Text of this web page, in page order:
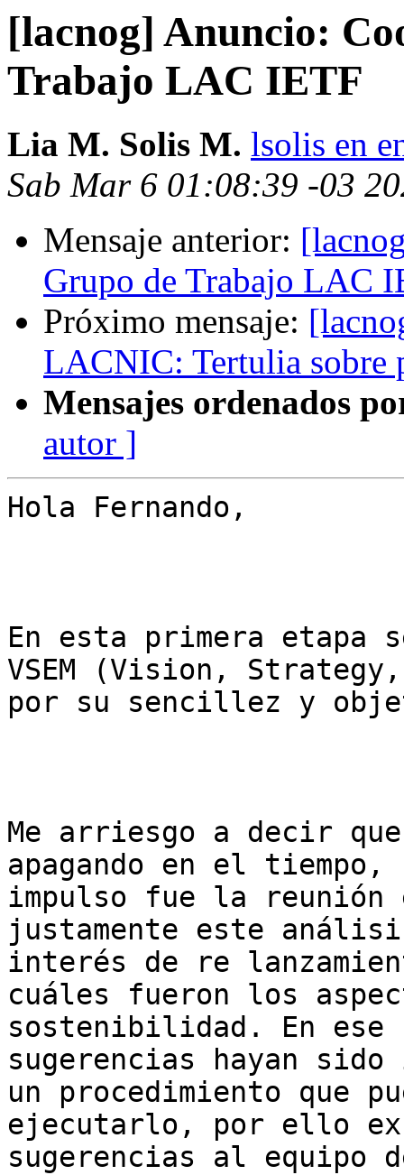
[lacnog] Anuncio:
Trabajo LAC IETF
Lia M. Solis M. lsolis en
Sab Mar 6 01:08:39 -03
Mensaje anterior:
Grupo de Trabajo LAC
Próximo mensaje:
LACNIC: Tertulia sobre
Mensajes ordenados
autor ]
Hola Fernando,
En esta primera etapa
VSEM (Vision,
por su sencillez y
Me arriesgo a decir
apagando en el
impulso fue la reunión
justamente este
interés de re
cuáles fueron los
sostenibilidad. En ese
sugerencias hayan
un procedimiento que
ejecutarlo, por ello
sugerencias al equipo